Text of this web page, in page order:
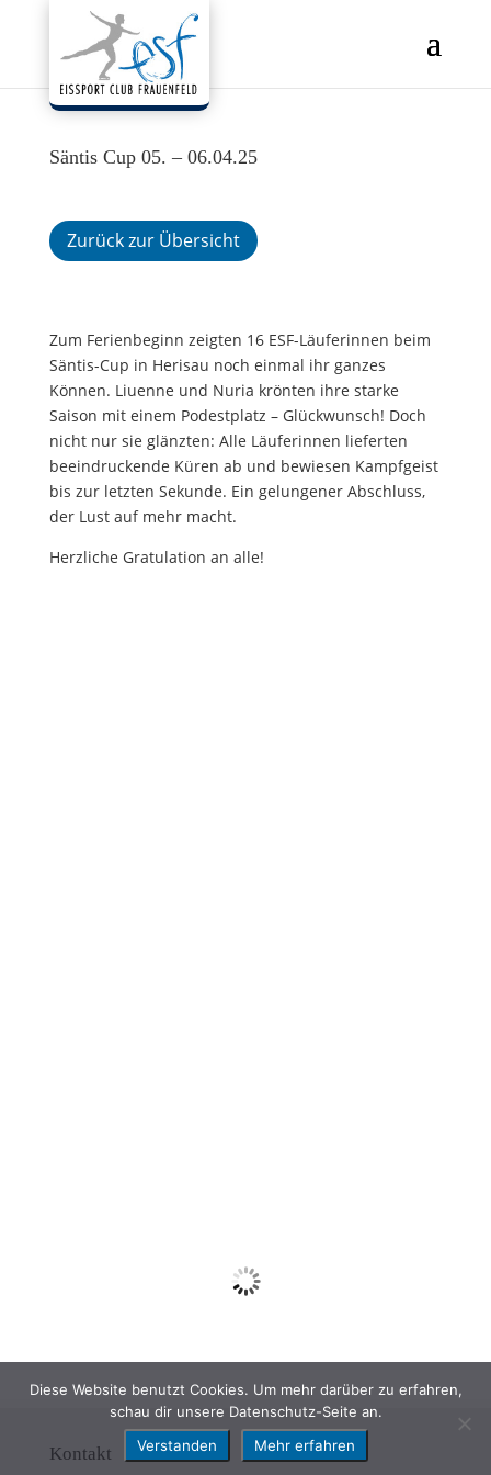
Säntis Cup 05. – 06.04.25
Zurück zur Übersicht
Zum Ferienbeginn zeigten 16 ESF-Läuferinnen beim
Säntis-Cup in Herisau noch einmal ihr ganzes
Können. Liuenne und Nuria krönten ihre starke
Saison mit einem Podestplatz – Glückwunsch! Doch
nicht nur sie glänzten: Alle Läuferinnen lieferten
beeindruckende Küren ab und bewiesen Kampfgeist
bis zur letzten Sekunde. Ein gelungener Abschluss,
der Lust auf mehr macht.
Herzliche Gratulation an alle!
Kontakt
Diese Website benutzt Cookies. Um mehr darüber zu erfahren,
schau dir unsere Datenschutz-Seite an.
Verstanden
Mehr erfahren